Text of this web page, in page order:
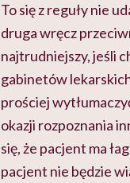
To się z reguły nie
druga wręcz
najtrudniejszy, jeśli
gabinetów
prościej
okazji rozpoznania
się, że pacjent ma
pacjent nie będzie